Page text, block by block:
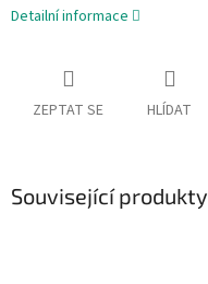
Detailní informace
ZEPTAT SE HLÍDAT
Související produkty